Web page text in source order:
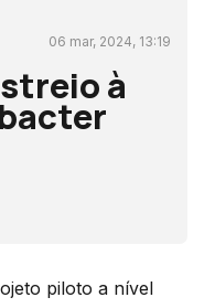
06 mar, 2024, 13:19
à
piloto a nível